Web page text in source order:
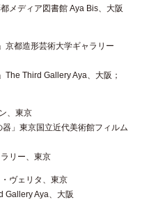
メディア図書館 Aya Bis、大阪
京都造形芸術大学ギャラリー
The Third Gallery Aya、大阪；
、東京
」東京国立近代美術館フィルム
リー、東京
・ヴェリタ、東京
Gallery Aya、大阪